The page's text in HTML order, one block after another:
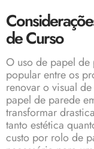
de Curso
O uso de papel de
popular entre os
renovar o visual
papel de parede
transformar
tanto estética
custo por rolo de